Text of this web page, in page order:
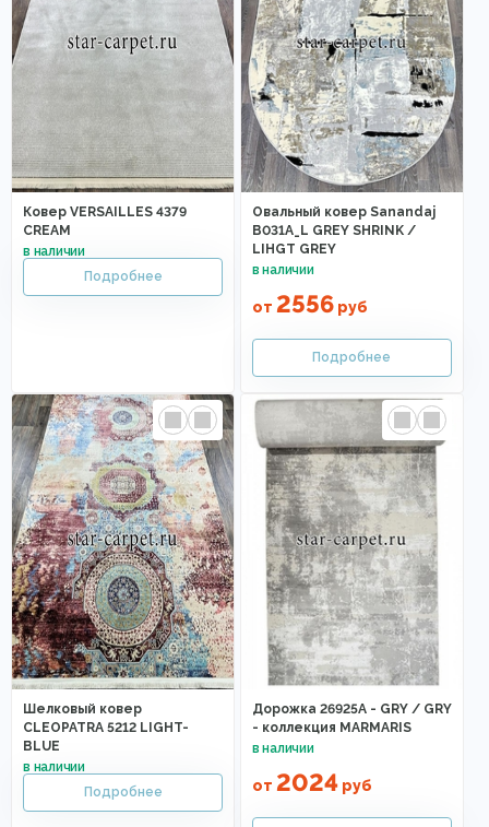
Ковер VERSAILLES 4379
CREAM
Овальный ковер Sanandaj
B031A_L GREY SHRINK /
LIHGT GREY
от 2556руб
Шелковый ковер
CLEOPATRA 5212 LIGHT-
BLUE
Дорожка 26925A - GRY / GRY
- коллекция MARMARIS
от 2024руб